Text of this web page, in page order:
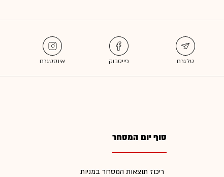
סוף יום המסחר
ריכוז תוצאות המסחר במניות